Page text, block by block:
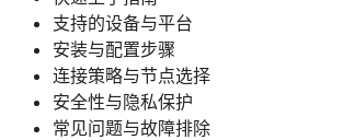
支持的设备与平台
安装与配置步骤
连接策略与节点选择
安全性与隐私保护
常见问题与故障排除